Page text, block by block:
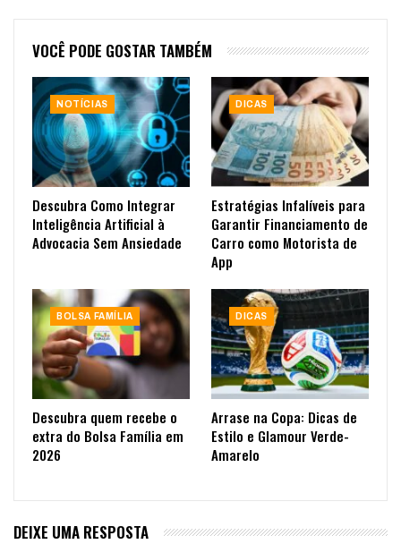
VOCÊ PODE GOSTAR TAMBÉM
NOTÍCIAS
Descubra Como Integrar
Inteligência Artificial à
Advocacia Sem Ansiedade
DICAS
Estratégias Infalíveis para
Garantir Financiamento de
Carro como Motorista de
App
BOLSA FAMÍLIA
Descubra quem recebe o
extra do Bolsa Família em
2026
DICAS
Arrase na Copa: Dicas de
Estilo e Glamour Verde-
Amarelo
DEIXE UMA RESPOSTA